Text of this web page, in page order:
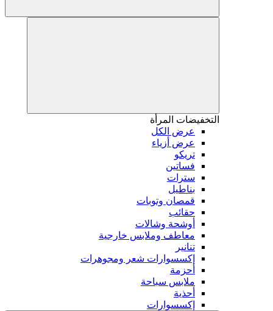
التخفيضات المرأة
عرض الكل
عرض أزياء
تريكو
فساتين
سترات
بناطيل
قمصان وتوبات
حقائب
أوشحة وشالات
معاطف وملابس خارجية
تنانير
إكسسوارات شعر ومجوهرات
أحزمة
ملابس سباحة
أحذية
إكسسوارات